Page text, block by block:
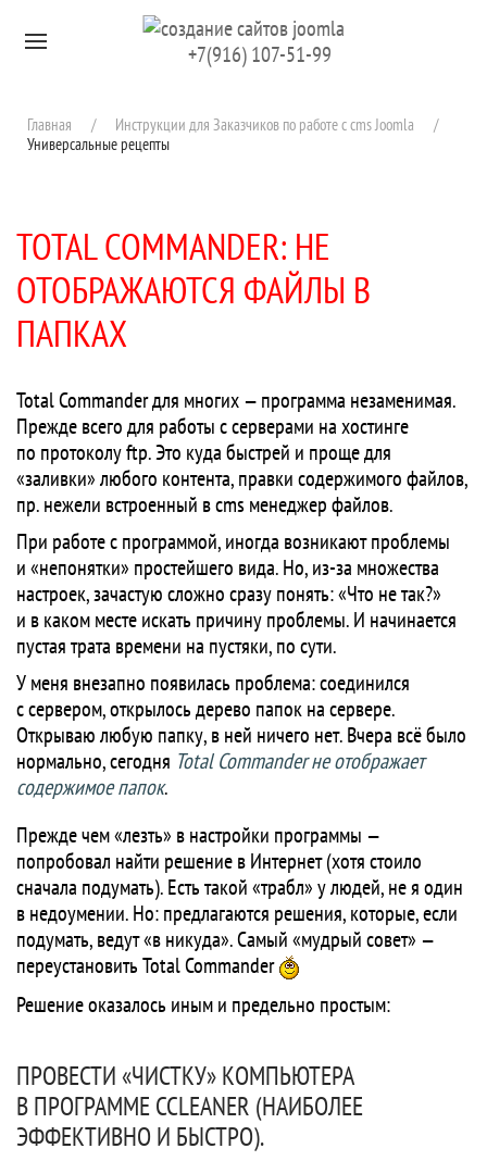
Перейти к содержимому+7(916) 107-51-99
Главная
Инструкции для Заказчиков по работе с cms Joomla
Универсальные рецепты
TOTAL COMMANDER: НЕ
ОТОБРАЖАЮТСЯ ФАЙЛЫ В
ПАПКАХ
Total Commander для многих — программа незаменимая.
Прежде всего для работы с серверами на хостинге
по протоколу ftp. Это куда быстрей и проще для
«заливки» любого контента, правки содержимого файлов,
пр. нежели встроенный в cms менеджер файлов.
При работе с программой, иногда возникают проблемы
и «непонятки» простейшего вида. Но, из-за множества
настроек, зачастую сложно сразу понять: «Что не так?»
и в каком месте искать причину проблемы. И начинается
пустая трата времени на пустяки, по сути.
У меня внезапно появилась проблема: соединился
с сервером, открылось дерево папок на сервере.
Открываю любую папку, в ней ничего нет. Вчера всё было
нормально, сегодня Total Commander не отображает
содержимое папок.
Прежде чем «лезть» в настройки программы —
попробовал найти решение в Интернет (хотя стоило
сначала подумать). Есть такой «трабл» у людей, не я один
в недоумении. Но: предлагаются решения, которые, если
подумать, ведут «в никуда». Самый «мудрый совет» —
переустановить Total Commander
Решение оказалось иным и предельно простым:
ПРОВЕСТИ «ЧИСТКУ» КОМПЬЮТЕРА
В ПРОГРАММЕ CCLEANER (НАИБОЛЕЕ
ЭФФЕКТИВНО И БЫСТРО).